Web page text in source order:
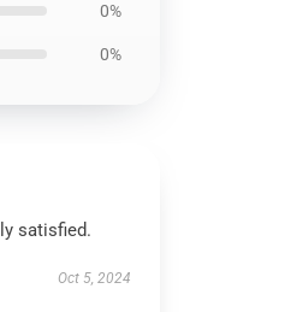
0%
0%
satisfied.
Oct 5, 2024